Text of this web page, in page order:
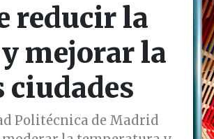
reducir la
mejorar la
Politécnica de Madrid